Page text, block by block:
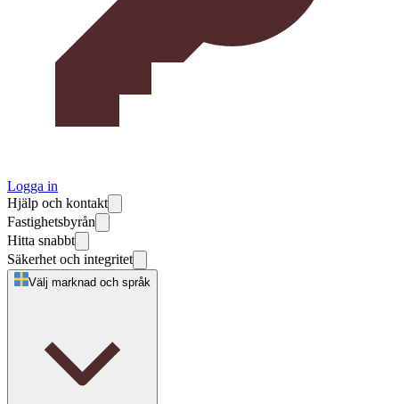
Logga in
Hjälp och kontakt
Fastighetsbyrån
Hitta snabbt
Säkerhet och integritet
Välj marknad och språk